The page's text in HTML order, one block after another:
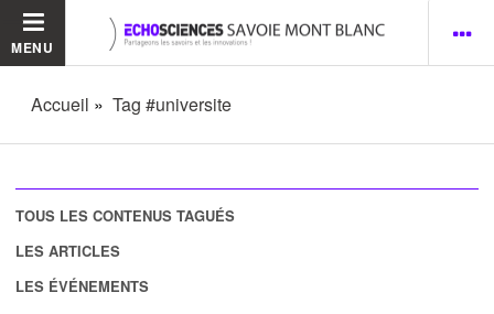
MENU
Accueil Tag #universite
TOUS LES CONTENUS TAGUÉS
LES ARTICLES
LES ÉVÉNEMENTS